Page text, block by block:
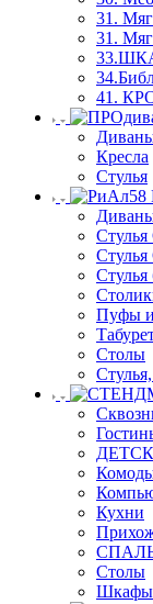
31.
31.
41.
Кресла
Стулья
Стулья
Пуфы и
Столы
Кухни
Столы
Шкафы